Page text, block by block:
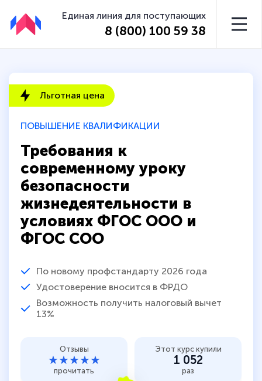
Единая линия для поступающих
8 (800) 100 59 38
ПОВЫШЕНИЕ КВАЛИФИКАЦИИ
Требования к
современному уроку
безопасности
жизнедеятельности в
условиях ФГОС ООО и
ФГОС СОО
По новому профстандарту 2026 года
Удостоверение вносится в ФРДО
Возможность получить налоговый вычет
13%
Льготная цена
Отзывы
★★★★★
прочитать
Этот курс купили
1 052
раз